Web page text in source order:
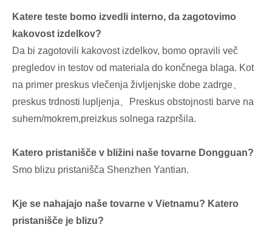
Katere teste bomo izvedli interno, da zagotovimo
kakovost izdelkov?
Da bi zagotovili kakovost izdelkov, bomo opravili več
pregledov in testov od materiala do končnega blaga. Kot
na primer preskus vlečenja življenjske dobe zadrge、
preskus trdnosti lupljenja、Preskus obstojnosti barve na
suhem/mokrem,preizkus solnega razpršila.
Katero pristanišče v bližini naše tovarne Dongguan?
Smo blizu pristanišča Shenzhen Yantian.
Kje se nahajajo naše tovarne v Vietnamu? Katero
pristanišče je blizu?